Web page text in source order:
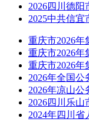
2026四川德
2025中共信
重庆市2026
重庆市2026
重庆市2026
2026年全国
2026年凉山公
2026四川乐山
2024年四川